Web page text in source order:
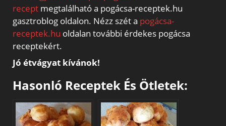
receptmegtalálható a pogácsa-receptek.hu
gasztroblog oldalon. Nézz szét a pogácsa-
receptek.hu oldalan további érdekes pogácsa
receptekért.
Jó étvágyat kívánok!
Hasonló Receptek És Ötletek: